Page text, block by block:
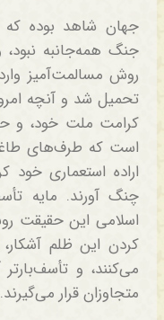
جهان شاهد بوده که
جنگ همه‌جانبه
روش مسالمت‌آمیز
تحمیل شد و آنچه
کرامت ملت خود، و
است که طرف‌های
اراده استعماری
چنگ آورند. مایه
اسلامی این حقیقت
کردن این ظلم
می‌کنند، و
متجاوزان قرار می‌گیرند.